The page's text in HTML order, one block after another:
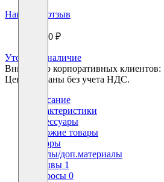
Написать отзыв
11440 ₽
Уточнить наличие
Вниманию корпоративных клиентов:
Цены указаны без учета НДС.
Описание
Характеристики
Аксессуары
Похожие товары
Обзоры
Файлы/доп.материалы
Отзывы 1
Вопросы 0